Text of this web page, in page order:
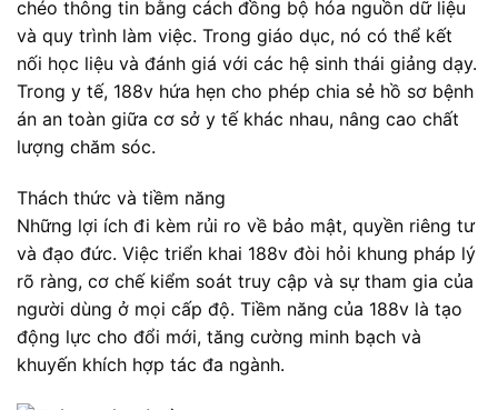
chéo thông tin bằng cách đồng bộ hóa nguồn dữ liệu
và quy trình làm việc. Trong giáo dục, nó có thể kết
nối học liệu và đánh giá với các hệ sinh thái giảng dạy.
Trong y tế, 188v hứa hẹn cho phép chia sẻ hồ sơ bệnh
án an toàn giữa cơ sở y tế khác nhau, nâng cao chất
lượng chăm sóc.
Thách thức và tiềm năng
Những lợi ích đi kèm rủi ro về bảo mật, quyền riêng tư
và đạo đức. Việc triển khai 188v đòi hỏi khung pháp lý
rõ ràng, cơ chế kiểm soát truy cập và sự tham gia của
người dùng ở mọi cấp độ. Tiềm năng của 188v là tạo
động lực cho đổi mới, tăng cường minh bạch và
khuyến khích hợp tác đa ngành.